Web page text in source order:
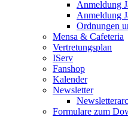
Anmeldung
Anmeldung
Ordnungen
Mensa & Cafeteria
Vertretungsplan
IServ
Fanshop
Kalender
Newsletter
Formulare zum